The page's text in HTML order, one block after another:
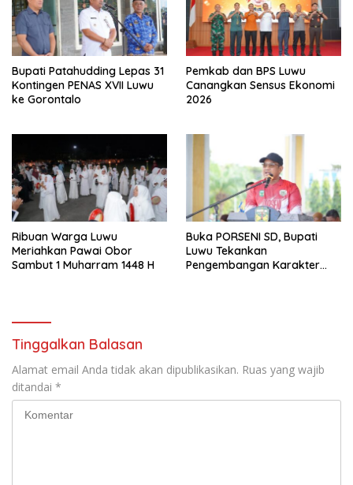
Bupati Patahudding Lepas 31
Kontingen PENAS XVII Luwu
ke Gorontalo
Pemkab dan BPS Luwu
Canangkan Sensus Ekonomi
2026
Ribuan Warga Luwu
Meriahkan Pawai Obor
Sambut 1 Muharram 1448 H
Buka PORSENI SD, Bupati
Luwu Tekankan
Pengembangan Karakter
Tinggalkan Balasan
Alamat email Anda tidak akan dipublikasikan. Ruas yang wajib
ditandai *